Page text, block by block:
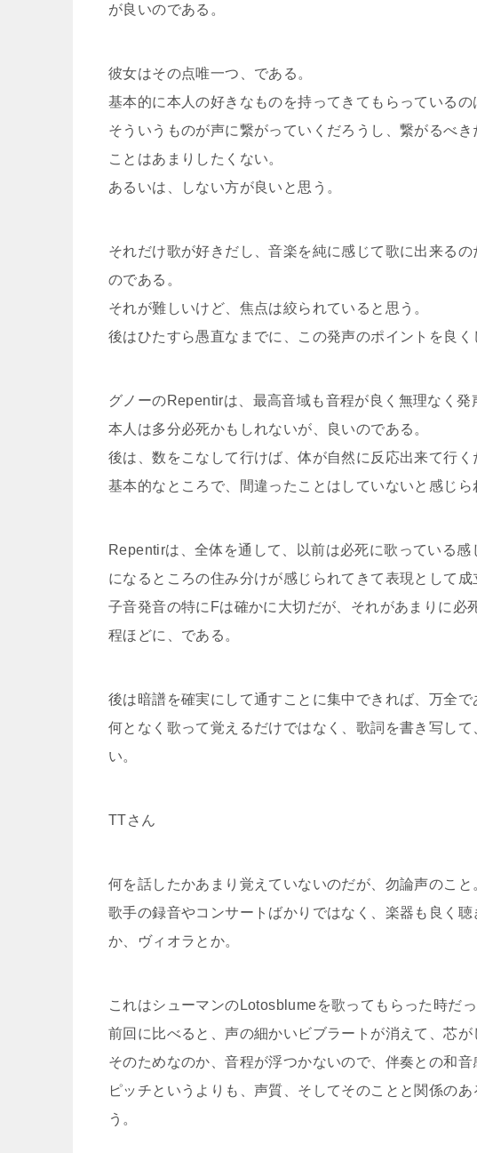
が良いのである。
彼女はその点唯一つ、である。
基本的に本人の好きなものを持ってきてもらっている
そういうものが声に繋がっていくだろうし、繋がるべ
ことはあまりしたくない。
あるいは、しない方が良いと思う。
それだけ歌が好きだし、音楽を純に感じて歌に出来る
のである。
それが難しいけど、焦点は絞られていると思う。
後はひたすら愚直なまでに、この発声のポイントを良く
グノーのRepentirは、最高音域も音程が良く無理なく発
本人は多分必死かもしれないが、良いのである。
後は、数をこなして行けば、体が自然に反応出来て行く
基本的なところで、間違ったことはしていないと感じら
Repentirは、全体を通して、以前は必死に歌っている
になるところの住み分けが感じられてきて表現として成
子音発音の特にFは確かに大切だが、それがあまりに必
程ほどに、である。
後は暗譜を確実にして通すことに集中できれば、万全で
何となく歌って覚えるだけではなく、歌詞を書き写し
い。
TTさん
何を話したかあまり覚えていないのだが、勿論声のこと
歌手の録音やコンサートばかりではなく、楽器も良く
か、ヴィオラとか。
これはシューマンのLotosblumeを歌ってもらった時だっ
前回に比べると、声の細かいビブラートが消えて、芯が
そのためなのか、音程が浮つかないので、伴奏との和音
ピッチというよりも、声質、そしてそのことと関係の
う。